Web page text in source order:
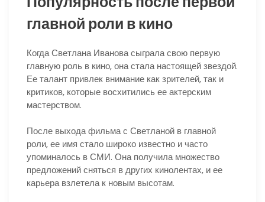
главной роли в кино
Когда Светлана Иванова сыграла свою первую
главную роль в кино, она стала настоящей звездой.
Ее талант привлек внимание как зрителей, так и
критиков, которые восхитились ее актерским
мастерством.
После выхода фильма с Светланой в главной
роли, ее имя стало широко известно и часто
упоминалось в СМИ. Она получила множество
предложений сняться в других кинолентах, и ее
карьера взлетела к новым высотам.